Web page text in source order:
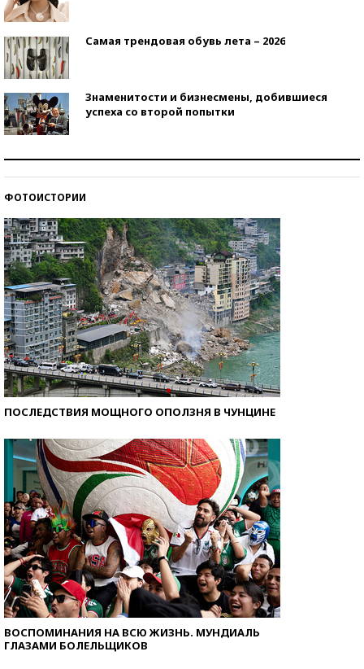
Самая трендовая обувь лета – 2026
Знаменитости и бизнесмены, добившиеся
успеха со второй попытки
ФОТОИСТОРИИ
ПОСЛЕДСТВИЯ МОЩНОГО ОПОЛЗНЯ В ЧУНЦИНЕ
ВОСПОМИНАНИЯ НА ВСЮ ЖИЗНЬ. МУНДИАЛЬ
ГЛАЗАМИ БОЛЕЛЬЩИКОВ